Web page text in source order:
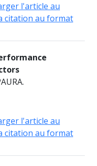
l'article au
citation au format
l'article au
citation au format